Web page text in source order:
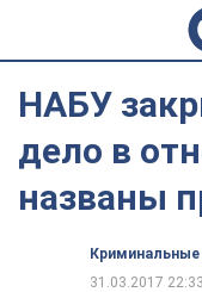
НАБУ
дело в
названы
31.03.2017 22:33